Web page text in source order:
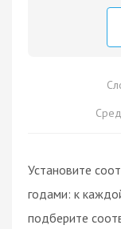
Установите
годами: к
подберите